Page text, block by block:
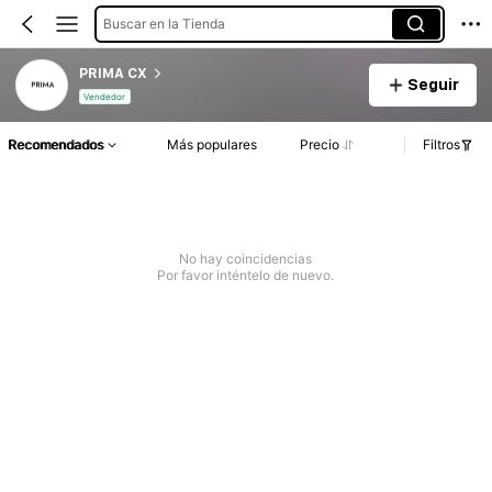
Buscar en la Tienda
PRIMA CX
Vendedor
Seguir
Recomendados Más populares Precio Filtros
No hay coincidencias
Por favor inténtelo de nuevo.